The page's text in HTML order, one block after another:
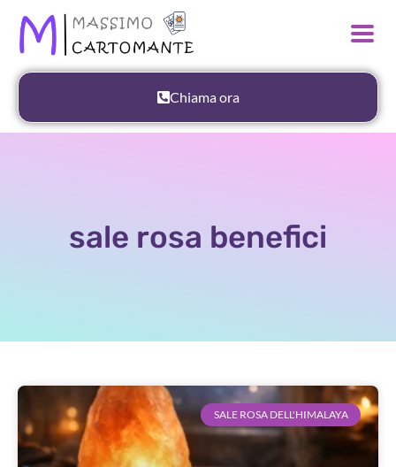
Chiama ora
sale rosa benefici
SALE ROSA DELL'HIMALAYA